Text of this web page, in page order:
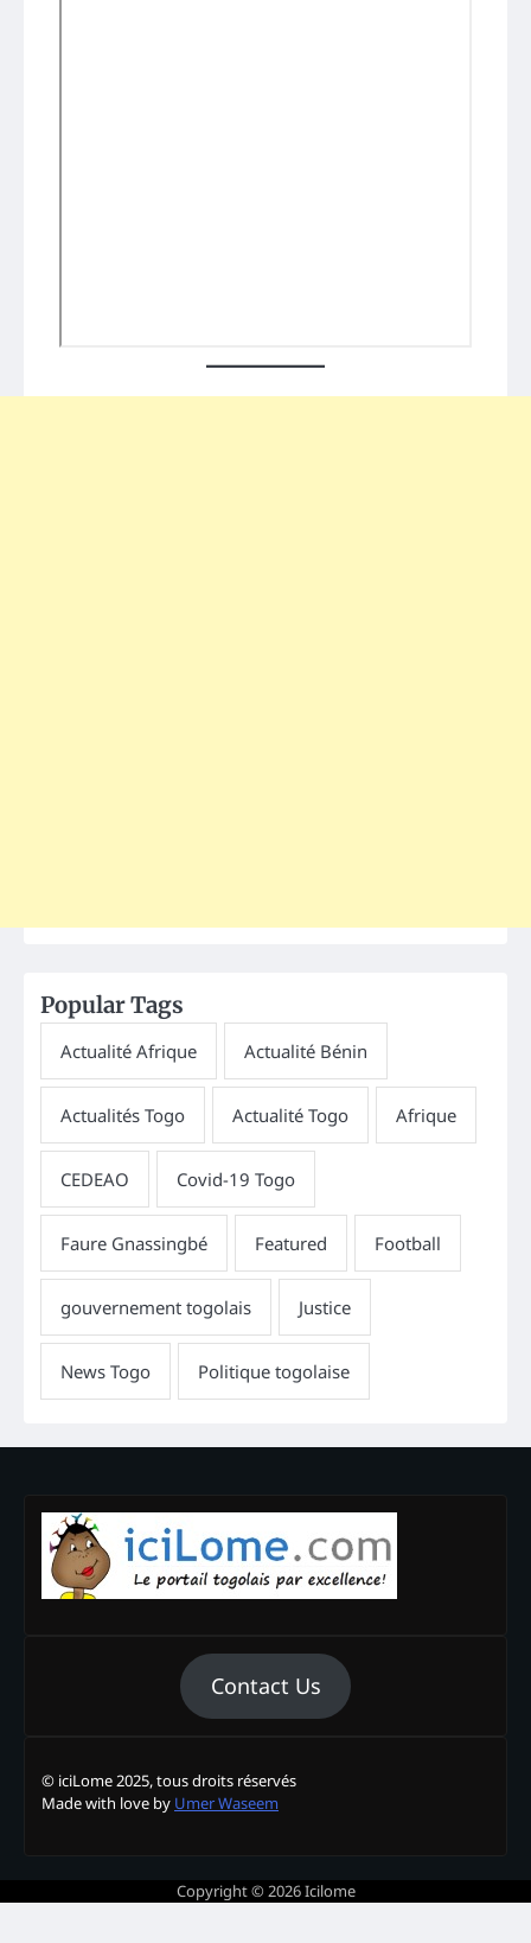
Popular Tags
Contact Us
© iciLome 2025, tous droits réservés
Made with love by Umer Waseem
Copyright © 2026Icilome